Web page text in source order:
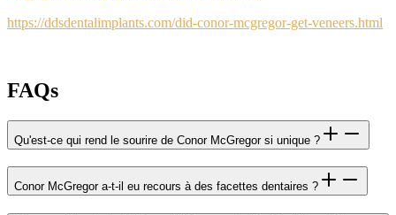
https://ddsdentalimplants.com/did-conor-mcgregor-get-veneers.html
FAQs
Qu'est-ce qui rend le sourire de Conor McGregor si unique ?
Conor McGregor a-t-il eu recours à des facettes dentaires ?